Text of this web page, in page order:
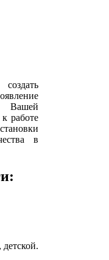
Вашей
работе
в